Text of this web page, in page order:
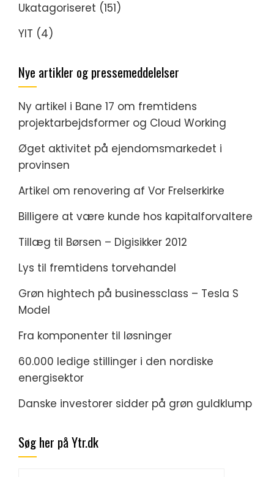
Ukatagoriseret (151)
YIT (4)
Nye artikler og pressemeddelelser
Ny artikel i Bane 17 om fremtidens
projektarbejdsformer og Cloud Working
Øget aktivitet på ejendomsmarkedet i
provinsen
Artikel om renovering af Vor Frelserkirke
Billigere at være kunde hos kapitalforvaltere
Tillæg til Børsen – Digisikker 2012
Lys til fremtidens torvehandel
Grøn hightech på businessclass – Tesla S
Model
Fra komponenter til løsninger
60.000 ledige stillinger i den nordiske
energisektor
Danske investorer sidder på grøn guldklump
Søg her på Ytr.dk